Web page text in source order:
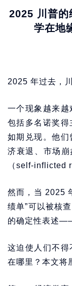
2025 川普
学在地
2025 年过去，
一个现象越来
包括多名诺奖
如期兑现。他
济衰退、市场崩
（self-inflicted
然而，当 2025
绩单”可以被核
的确定性表述
这迫使人们不得
在哪里？本文将